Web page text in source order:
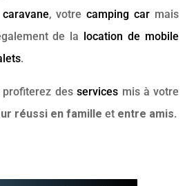
caravane, votrecamping car mais
de la
location de mobile
.
profiterez desservices mis à votre
réussi en famille et entre amis.